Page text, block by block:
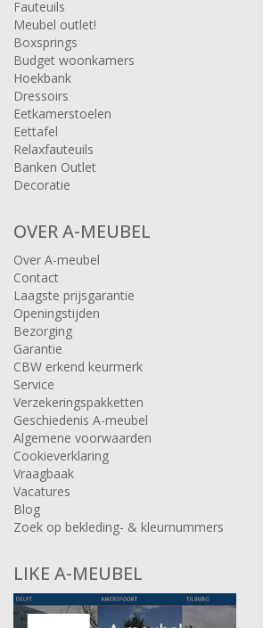
Fauteuils
Meubel outlet!
Boxsprings
Budget woonkamers
Hoekbank
Dressoirs
Eetkamerstoelen
Eettafel
Relaxfauteuils
Banken Outlet
Decoratie
OVER A-MEUBEL
Over A-meubel
Contact
Laagste prijsgarantie
Openingstijden
Bezorging
Garantie
CBW erkend keurmerk
Service
Verzekeringspakketten
Geschiedenis A-meubel
Algemene voorwaarden
Cookieverklaring
Vraagbaak
Vacatures
Blog
Zoek op bekleding- & kleurnummers
LIKE A-MEUBEL